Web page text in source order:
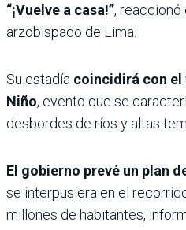
“¡Vuelve a casa!”, reaccionó
arzobispado de Lima.
Su estadía coincidirá con
Niño, evento que se
desbordes de ríos y altas
El gobierno prevé un plan
se interpusiera en el
millones de habitantes,